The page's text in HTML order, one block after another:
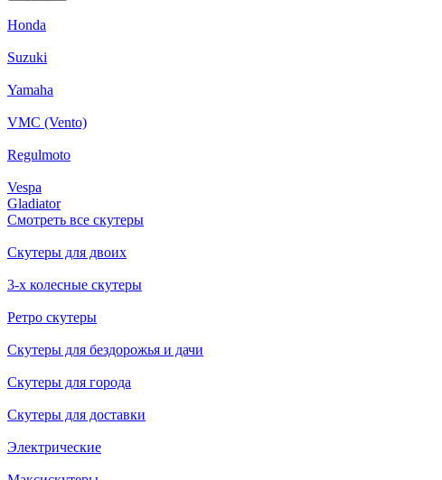
Honda
Suzuki
Yamaha
VMC (Vento)
Regulmoto
Vespa
Gladiator
Смотреть все скутеры
Скутеры для двоих
3-х колесные скутеры
Ретро скутеры
Скутеры для бездорожья и дачи
Скутеры для города
Скутеры для доставки
Электрические